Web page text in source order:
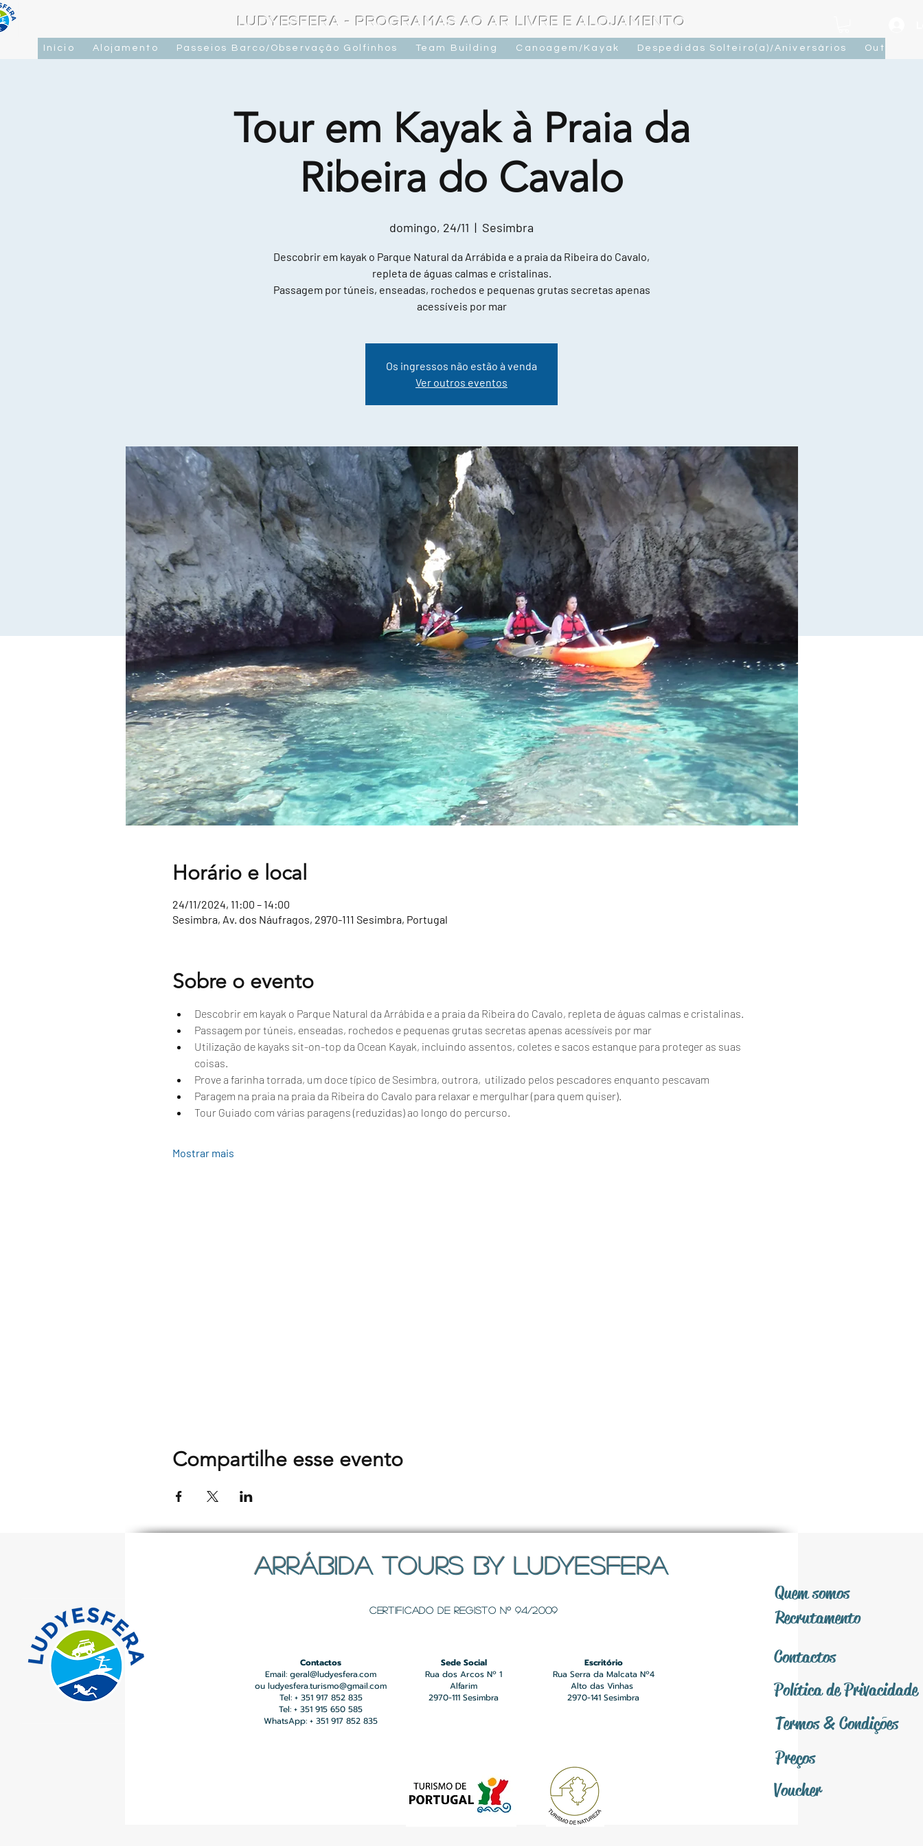
LUDYESFERA - PROGRAMAS AO AR LIVRE E ALOJAMENTO
Início Alojamento Passeios Barco/Observação Golfinhos Team Building Canoagem/Kayak Despedidas Solteiro(a)/Aniversários Outras
Tour em Kayak à Praia da
Ribeira do Cavalo
domingo, 24/11
  |
Sesimbra
Descobrir em kayak o Parque Natural da Arrábida e a praia da Ribeira do Cavalo,
repleta de águas calmas e cristalinas.
Passagem por túneis, enseadas, rochedos e pequenas grutas secretas apenas
acessíveis por mar
Os ingressos não estão à venda
Ver outros eventos
Horário e local
24/11/2024, 11:00 – 14:00
Sesimbra, Av. dos Náufragos, 2970-111 Sesimbra, Portugal
Sobre o evento
Descobrir em kayak o Parque Natural da Arrábida e a praia da Ribeira do Cavalo, repleta de águas calmas e cristalinas.
Passagem por túneis, enseadas, rochedos e pequenas grutas secretas apenas acessíveis por mar
Utilização de kayaks sit-on-top da Ocean Kayak, incluindo assentos, coletes e sacos estanque para proteger as suas
coisas.
Prove a farinha torrada, um doce típico de Sesimbra, outrora,  utilizado pelos pescadores enquanto pescavam
Paragem na praia na praia da Ribeira do Cavalo para relaxar e mergulhar (para quem quiser).
Tour Guiado com várias paragens (reduzidas) ao longo do percurso.
Mostrar mais
Compartilhe esse evento
ARRÁBIDA TOURS BY LUDYESFERA
Certificado de registo Nº 94/2009
Quem somos
Recrutamento
Contactos
Contactos
Email: geral@ludyesfera.com
ou ludyesfera.turismo@gmail.com
Tel: + 351 917 852 835
Tel: + 351 915 650 585
WhatsApp: + 351 917 852 835
Sede Social
Rua dos Arcos Nº 1
Alfarim
2970-111 Sesimbra
Escritório
Rua Serra da Malcata Nº4
Alto das Vinhas
2970-141 Sesimbra
Políticade Privacidade
Termos &Condições
Preços
Voucher